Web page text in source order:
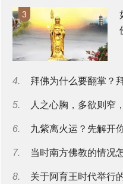
3
4. 拜佛为什么要翻掌？
5. 人之心胸，多欲则窄
6. 九紫离火运？先解开
7. 当时南方佛教的情况
8. 关于阿育王时代举行的第三次